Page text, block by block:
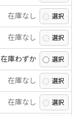
在庫なし
在庫なし
在庫わずか
在庫なし
在庫なし